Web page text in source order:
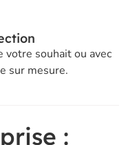
votre souhait ou avec
sur mesure.
: